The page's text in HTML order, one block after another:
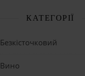
КАТЕГОРІЇ
Безкісточковий
Вино